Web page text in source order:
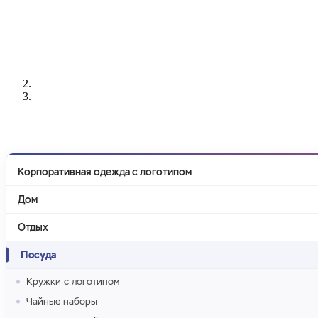
Корпоративная одежда с логотипом
Дом
Отдых
Посуда
Кружки с логотипом
Чайные наборы